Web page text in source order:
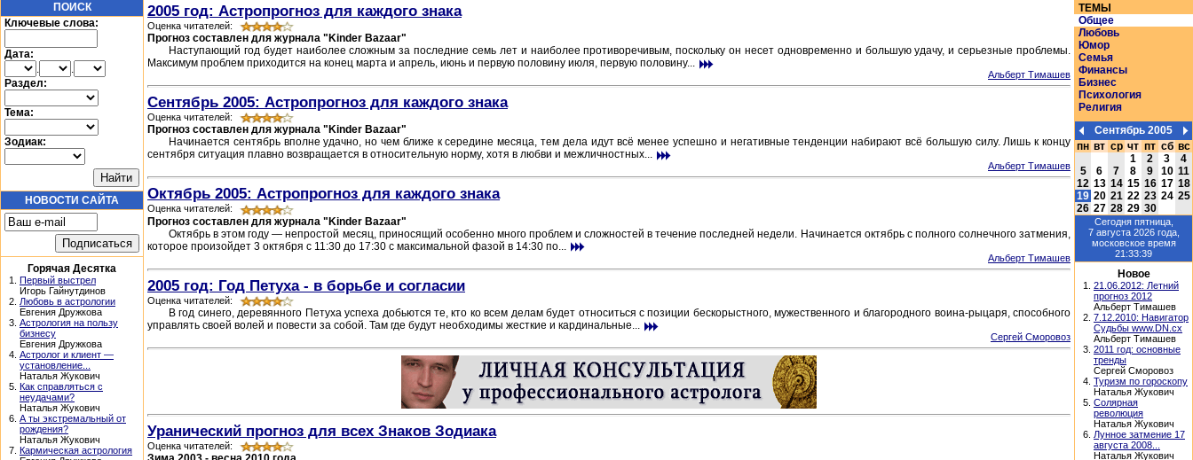
ПОИСК
Ключевые слова:
Дата:
.
.
Раздел:
Тема:
Зодиак:
НОВОСТИ САЙТА
Горячая Десятка
1. Первый выстрел
Игорь Гайнутдинов
2. Любовь в астрологии
Евгения Дружкова
3. Астрология на пользу
бизнесу
Евгения Дружкова
4. Астролог и клиент —
установление...
Наталья Жукович
5. Как справляться с
неудачами?
Наталья Жукович
6. А ты экстремальный от
рождения?
Наталья Жукович
7. Кармическая астрология
2005 год: Астропрогноз для каждого знака
Оценка читателей:
Прогноз составлен для журнала "Kinder Bazaar"
Наступающий год будет наиболее сложным за последние семь лет и наиболее противоречивым, поскольку он несет одновременно и большую удачу, и серьезные проблемы.
Максимум проблем приходится на конец марта и апрель, июнь и первую половину июля, первую половину...
Альберт Тимашев
Сентябрь 2005: Астропрогноз для каждого знака
Оценка читателей:
Прогноз составлен для журнала "Kinder Bazaar"
Начинается сентябрь вполне удачно, но чем ближе к середине месяца, тем дела идут всё менее успешно и негативные тенденции набирают всё большую силу. Лишь к концу
сентября ситуация плавно возвращается в относительную норму, хотя в любви и межличностных...
Альберт Тимашев
Октябрь 2005: Астропрогноз для каждого знака
Оценка читателей:
Прогноз составлен для журнала "Kinder Bazaar"
Октябрь в этом году — непростой месяц, приносящий особенно много проблем и сложностей в течение последней недели. Начинается октябрь с полного солнечного затмения,
которое произойдет 3 октября с 11:30 до 17:30 с максимальной фазой в 14:30 по...
Альберт Тимашев
2005 год: Год Петуха - в борьбе и согласии
Оценка читателей:
В год синего, деревянного Петуха успеха добьются те, кто ко всем делам будет относиться с позиции бескорыстного, мужественного и благородного воина-рыцаря, способного
управлять своей волей и повести за собой. Там где будут необходимы жесткие и кардинальные...
Сергей Сморовоз
Уранический прогноз для всех Знаков Зодиака
Оценка читателей:
ТЕМЫ
Общее
Любовь
Юмор
Семья
Финансы
Бизнес
Психология
Религия
Сентябрь 2005
пн вт ср чт пт сб вс
1
2 3
4
5
6 7 8 9 10 11
12 13 14 15 16 17 18
19 20 21 22 23 24 25
26 27 28 29 30
Сегодня пятница,
7 августа 2026года,
московское время
21:33:39
Новое
1. 21.06.2012: Летний
прогноз 2012
Альберт Тимашев
2. 7.12.2010: Навигатор
Судьбы www.DN.cx
Альберт Тимашев
3. 2011 год: основные
тренды
Сергей Сморовоз
4. Туризм по гороскопу
Наталья Жукович
5. Солярная
революция
Наталья Жукович
6. Лунное затмение 17
августа 2008...
Наталья Жукович